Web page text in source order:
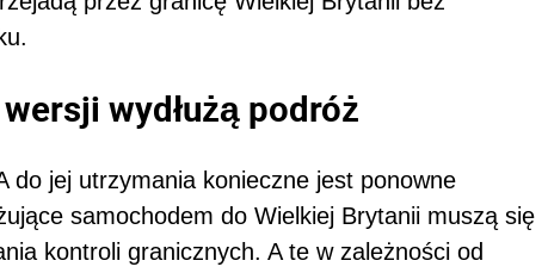
wydłużą podróż
do jej utrzymania konieczne jest ponowne
samochodem do Wielkiej Brytanii muszą się
kontroli granicznych. A te w zależności od